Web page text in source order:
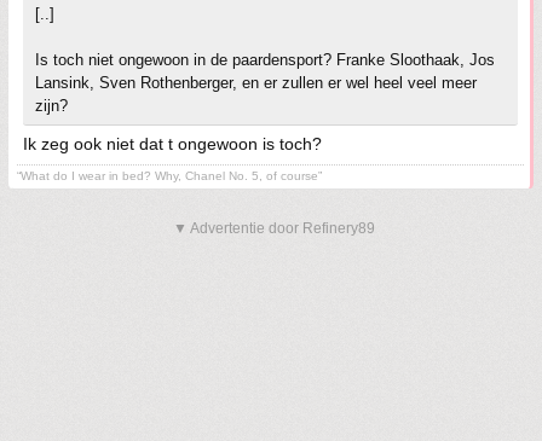
[..]
Is toch niet ongewoon in de paardensport? Franke Sloothaak, Jos
Lansink, Sven Rothenberger, en er zullen er wel heel veel meer
zijn?
Ik zeg ook niet dat t ongewoon is toch?
“What do I wear in bed? Why, Chanel No. 5, of course”
▼ Advertentie door Refinery89